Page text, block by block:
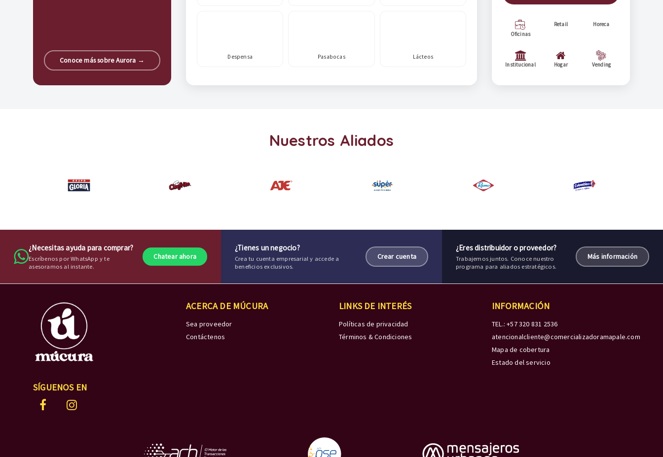
Conoce más sobre Aurora → Despensa Pasabocas Lácteos
Oficinas
Retail Horeca
Institucional Hogar Vending
Nuestros Aliados
¿Necesitas ayuda para comprar?
Escríbenos por WhatsApp y te
asesoramos al instante.
Chatear ahora
¿Tienes un negocio?
Crea tu cuenta empresarial y accede a
beneficios exclusivos.
Crear cuenta
¿Eres distribuidor o proveedor?
Trabajemos juntos. Conoce nuestro
programa para aliados estratégicos.
Más información
SÍGUENOS EN
ACERCA DE MÚCURA
Sea proveedor
Contáctenos
LINKS DE INTERÉS
Políticas de privacidad
Términos & Condiciones
INFORMACIÓN
TEL.: +57 320 831 2536
atencionalcliente@comercializadoramapale.com
Mapa de cobertura
Estado del servicio